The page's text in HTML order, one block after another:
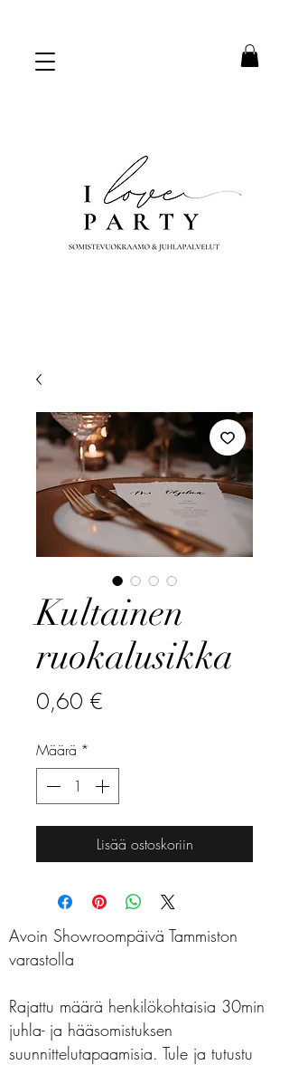
Kultainen
ruokalusikka
0,60 €
Määrä *
Lisää ostoskoriin
Avoin Showroompäivä Tammiston
varastolla
Rajattu määrä henkilökohtaisia 30min
juhla- ja hääsomistuksen
suunnittelutapaamisia. Tule ja tutustu